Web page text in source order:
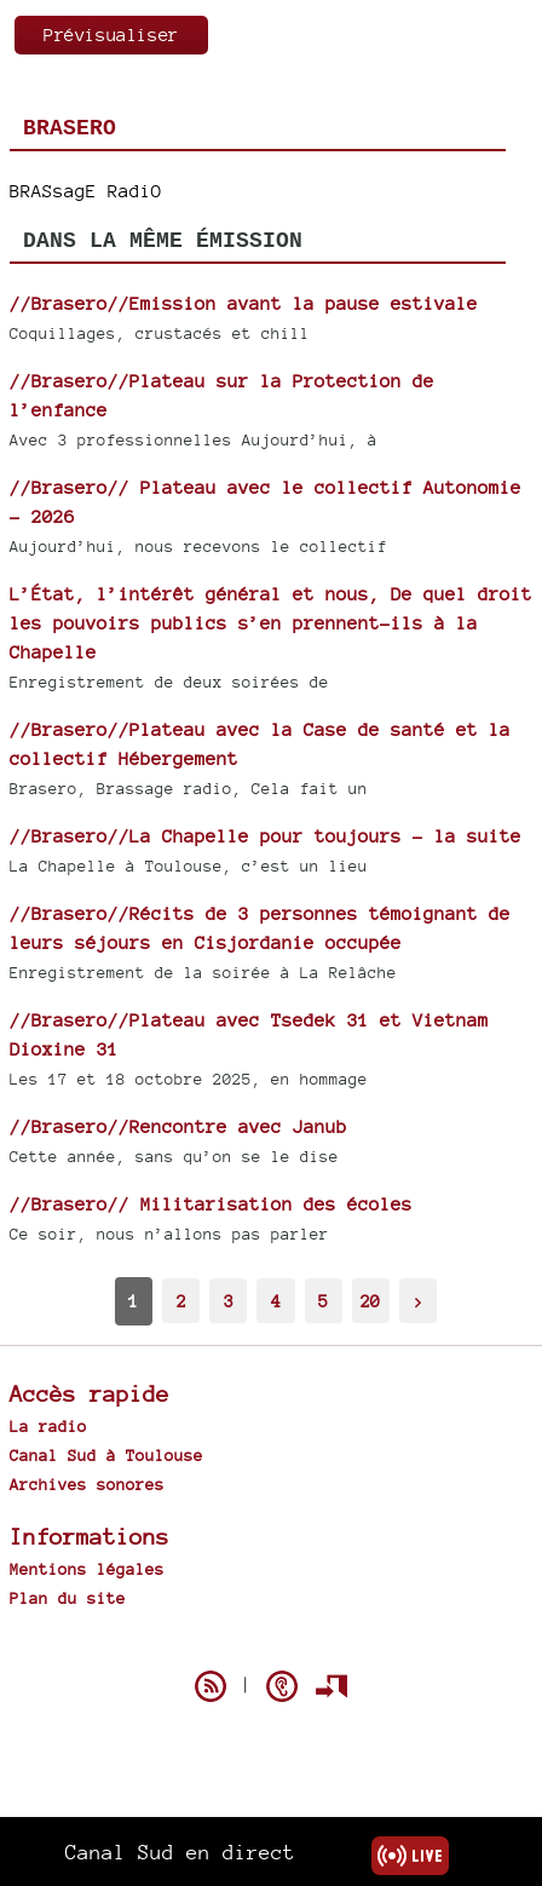
BRASERO
BRASsagE RadiO
DANS LA MÊME ÉMISSION
//Brasero//Emission avant la pause estivale
Coquillages, crustacés et chill
//Brasero//Plateau sur la Protection de
l’enfance
Avec 3 professionnelles Aujourd’hui, à
//Brasero// Plateau avec le collectif Autonomie
- 2026
Aujourd’hui, nous recevons le collectif
L’État, l’intérêt général et nous, De quel droit
les pouvoirs publics s’en prennent-ils à la
Chapelle
Enregistrement de deux soirées de
//Brasero//Plateau avec la Case de santé et la
collectif Hébergement
Brasero, Brassage radio, Cela fait un
//Brasero//La Chapelle pour toujours - la suite
La Chapelle à Toulouse, c’est un lieu
//Brasero//Récits de 3 personnes témoignant de
leurs séjours en Cisjordanie occupée
Enregistrement de la soirée à La Relâche
//Brasero//Plateau avec Tsedek 31 et Vietnam
Dioxine 31
Les 17 et 18 octobre 2025, en hommage
//Brasero//Rencontre avec Janub
Cette année, sans qu’on se le dise
//Brasero// Militarisation des écoles
Ce soir, nous n’allons pas parler
1 2 3 4 5 20 >
Accès rapide
La radio
Canal Sud à Toulouse
Archives sonores
Informations
Mentions légales
Plan du site
|
Canal Sud en direct